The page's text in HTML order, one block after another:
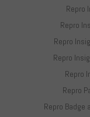
Repro
Repro
Repro
Repro
Repro
Repro
Repro Badge